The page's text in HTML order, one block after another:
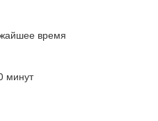
время
минут